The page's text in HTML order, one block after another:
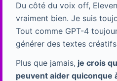
Du côté du voix off,
vraiment bien. Je suis
Tout comme GPT-4
générer des textes
Plus que jamais, je crois
peuvent aider quiconque